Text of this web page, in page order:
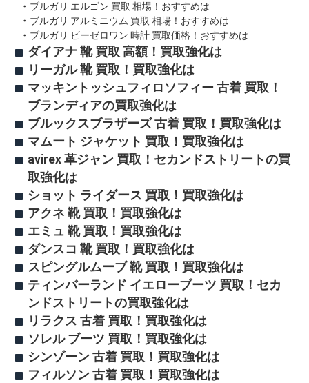
ブルガリ エルゴン 買取 相場！おすすめは
ブルガリ アルミニウム 買取 相場！おすすめは
ブルガリ ビーゼロワン 時計 買取価格！おすすめは
ダイアナ 靴 買取 高額！買取強化は
リーガル 靴 買取！買取強化は
マッキントッシュフィロソフィー 古着 買取！
ブランディアの買取強化は
ブルックスブラザーズ 古着 買取！買取強化は
マムート ジャケット 買取！買取強化は
avirex 革ジャン 買取！セカンドストリートの買
取強化は
ショット ライダース 買取！買取強化は
アクネ 靴 買取！買取強化は
エミュ 靴 買取！買取強化は
ダンスコ 靴 買取！買取強化は
スピングルムーブ 靴 買取！買取強化は
ティンバーランド イエローブーツ 買取！セカ
ンドストリートの買取強化は
リラクス 古着 買取！買取強化は
ソレル ブーツ 買取！買取強化は
シンゾーン 古着 買取！買取強化は
フィルソン 古着 買取！買取強化は